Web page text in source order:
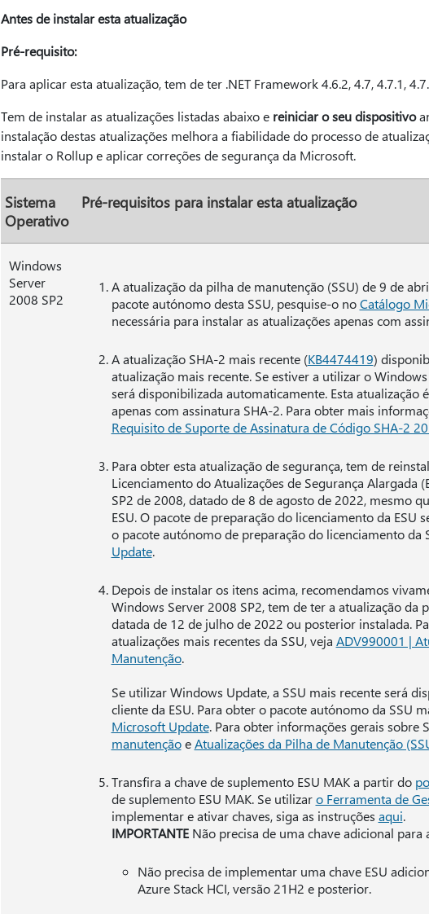
Antes de instalar esta atualização
Pré-requisito:
Para aplicar esta atualização, tem de ter .NET Framework 4.6.2, 4.7, 4.7.1,
Tem de instalar as atualizações listadas abaixo e reiniciar o seu dispositivo
instalação destas atualizações melhora a fiabilidade do processo de
instalar o Rollup e aplicar correções de segurança da Microsoft.
Sistema
Operativo
Pré-requisitos para instalar esta atualização
Windows
Server
2008 SP2
A atualização da pilha de manutenção (SSU) de 9 de
pacote autónomo desta SSU, pesquise-o noCatálogo
necessária para instalar as atualizações apenas com
A atualização SHA-2 mais recente (KB4474419)
atualização mais recente. Se estiver a utilizar o
será disponibilizada automaticamente. Esta atualização
apenas com assinatura SHA-2. Para obter mais
Requisito de Suporte de Assinatura de Código SHA-2
Para obter esta atualização de segurança, tem de
Licenciamento do Atualizações de Segurança Alargada
SP2 de 2008, datado de 8 de agosto de 2022, mesmo
ESU. O pacote de preparação do licenciamento da ESU
o pacote autónomo de preparação do licenciamento da
Update.
Depois de instalar os itens acima, recomendamos
Windows Server 2008 SP2, tem de ter a atualização da
datada de 12 de julho de 2022 ou posterior instalada.
atualizações mais recentes da SSU, veja ADV990001 |
Manutenção.
Se utilizar Windows Update, a SSU mais recente será
cliente da ESU. Para obter o pacote autónomo da SSU
Microsoft Update. Para obter informações gerais sobre
manutençãoeAtualizações da Pilha de Manutenção
Transfira a chave de suplemento ESU MAK a partir do
de suplemento ESU MAK. Se utilizaro Ferramenta de
implementar e ativar chaves, siga as instruções aqui.
IMPORTANTENão precisa de uma chave adicional para
Não precisa de implementar uma chave ESU
Azure Stack HCI, versão 21H2 e posterior.